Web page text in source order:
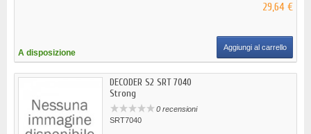
29,64 €
A disposizione
Aggiungi al carrello
DECODER S2 SRT 7040
Strong
0 recensioni
SRT7040